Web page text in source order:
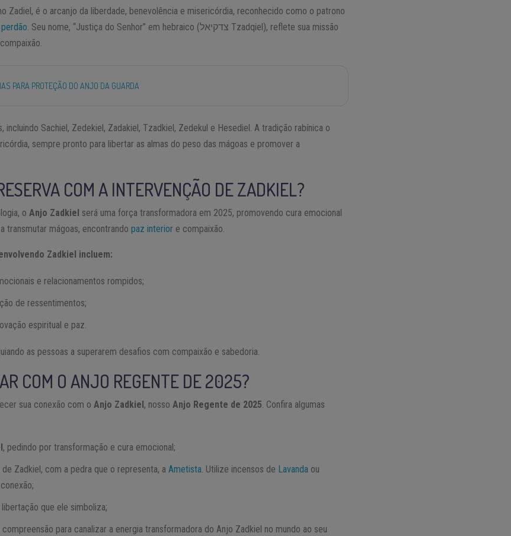
Zadiel, é o arcanjo da liberdade, benevolência e misericórdia, reconhecido como o patrono
perdão. Seu nome, “Justiça do Senhor” em hebraico (צדקיאל Tzadqiel), reflete sua missão
PARA PROTEÇÃO DO ANJO DA GUARDA
incluindo Sachiel, Zedekiel, Zadakiel, Tzadkiel, Zedekul e Hesediel. A tradição rabínica o
sempre pronto para libertar as almas do peso das mágoas e promover a
COM A INTERVENÇÃO DE ZADKIEL?
oAnjo Zadkiel será uma força transformadora em 2025, promovendo cura emocional
transmutar mágoas, encontrandopaz interior e compaixão.
Zadkiel incluem:
e relacionamentos rompidos;
de ressentimentos;
espiritual e paz.
as pessoas a superarem desafios com compaixão e sabedoria.
COM O ANJO REGENTE DE 2025?
sua conexão com oAnjo Zadkiel , nossoAnjo Regente de 2025. Confira algumas
, pedindo por transformação e cura emocional;
de Zadkiel, com a pedra que o representa, aAmetista. Utilize incensos de Lavanda ou
que ele simboliza;
para canalizar a energia transformadora do Anjo Zadkiel no mundo ao seu